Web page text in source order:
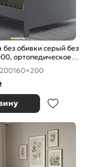
без обивки серый без
ортопедическое
жесткое
160×200